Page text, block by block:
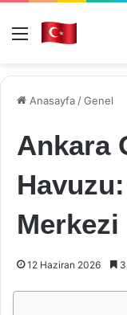
Menü
Anasayfa /Genel
Ankara
Merkezi
12 Haziran 2026